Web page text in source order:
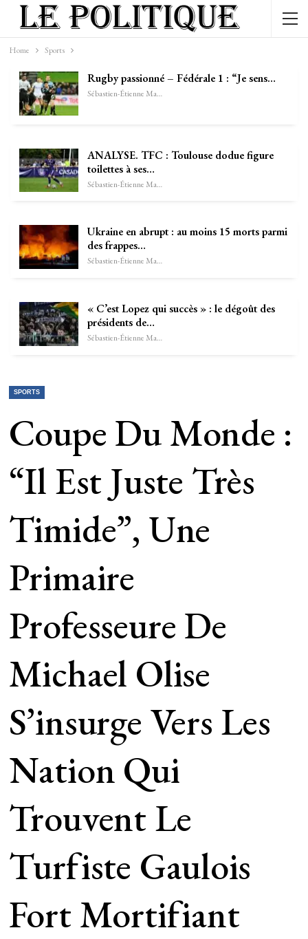
Home Sports
Rugby passionné – Fédérale 1 : “Je sens…
Sébastien-Étienne Marechal
ANALYSE. TFC : Toulouse dodue figure
toilettes à ses…
Sébastien-Étienne Marechal
Ukraine en abrupt : au moins 15 morts parmi
des frappes…
Sébastien-Étienne Marechal
« C’est Lopez qui succès » : le dégoût des
présidents de…
Sébastien-Étienne Marechal
SPORTS
Coupe Du Monde :
“Il Est Juste Très
Timide”, Une
Primaire
Professeure De
Michael Olise
S’insurge Vers Les
Nation Qui
Trouvent Le
Turfiste Gaulois
Fort Mortifiant